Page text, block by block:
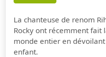
La chanteuse de renom
Rocky ont récemment fait
monde entier en
enfant.